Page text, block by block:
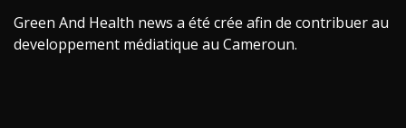
Green And Health news a été crée afin de contribuer au
developpement médiatique au Cameroun.